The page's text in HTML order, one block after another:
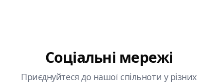
Соціальні мережі
Приєднуйтеся до нашої спільноти у різних